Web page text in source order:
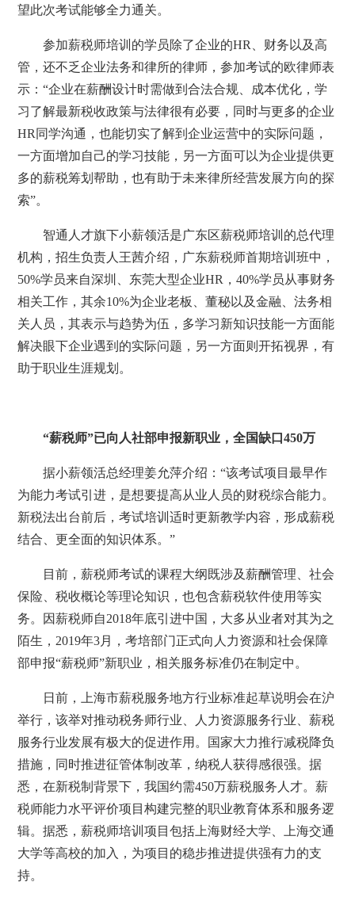
望此次考试能够全力通关。
参加薪税师培训的学员除了企业的HR、财务以及高
管，还不乏企业法务和律所的律师，参加考试的欧律师表
示：“企业在薪酬设计时需做到合法合规、成本优化，学
习了解最新税收政策与法律很有必要，同时与更多的企业
HR同学沟通，也能切实了解到企业运营中的实际问题，
一方面增加自己的学习技能，另一方面可以为企业提供更
多的薪税筹划帮助，也有助于未来律所经营发展方向的探
索”。
智通人才旗下小薪领活是广东区薪税师培训的总代理
机构，招生负责人王茜介绍，广东薪税师首期培训班中，
50%学员来自深圳、东莞大型企业HR，40%学员从事财务
相关工作，其余10%为企业老板、董秘以及金融、法务相
关人员，其表示与趋势为伍，多学习新知识技能一方面能
解决眼下企业遇到的实际问题，另一方面则开拓视界，有
助于职业生涯规划。
“薪税师”已向人社部申报新职业，全国缺口450万
据小薪领活总经理姜允萍介绍：“该考试项目最早作
为能力考试引进，是想要提高从业人员的财税综合能力。
新税法出台前后，考试培训适时更新教学内容，形成薪税
结合、更全面的知识体系。”
目前，薪税师考试的课程大纲既涉及薪酬管理、社会
保险、税收概论等理论知识，也包含薪税软件使用等实
务。因薪税师自2018年底引进中国，大多从业者对其为之
陌生，2019年3月，考培部门正式向人力资源和社会保障
部申报“薪税师”新职业，相关服务标准仍在制定中。
日前，上海市薪税服务地方行业标准起草说明会在沪
举行，该举对推动税务师行业、人力资源服务行业、薪税
服务行业发展有极大的促进作用。国家大力推行减税降负
措施，同时推进征管体制改革，纳税人获得感很强。据
悉，在新税制背景下，我国约需450万薪税服务人才。薪
税师能力水平评价项目构建完整的职业教育体系和服务逻
辑。据悉，薪税师培训项目包括上海财经大学、上海交通
大学等高校的加入，为项目的稳步推进提供强有力的支
持。